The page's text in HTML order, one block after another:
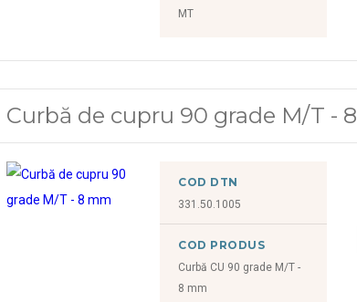
MT
Curbă de cupru 90 grade M/T -
COD DTN
331.50.1005
COD PRODUS
Curbă CU 90 grade M/T -
8 mm